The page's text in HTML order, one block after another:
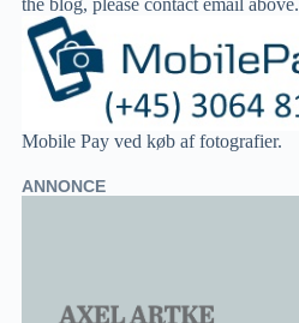
the blog, please contact email above.
Mobile Pay ved køb af fotografier.
ANNONCE